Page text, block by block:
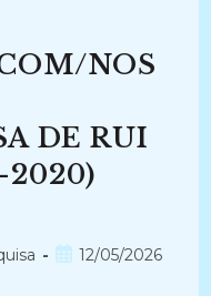
NOS
DE RUI
2020)
Post12/05/2026